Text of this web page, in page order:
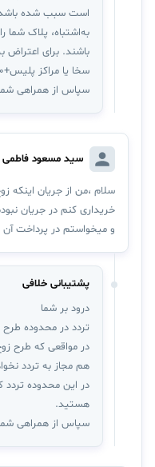
است سبب شده باشد
به‌اشتباه، پلاک شما
باشند. برای اعتراض
سخا یا مراکز پلیس+۱۰ مراجعه کنید.
سپاس از همراهی
سید مسعود فاطمی
سلام ،من از جریان اینکه
خریداری کنم در جریان
و میخواستم در پرداخت آن
پشتیبانی خلافی
درود بر شما
تردد در محدوده
در مواقعی که طرح
هم مجاز به تردد
در این محدوده تردد
هستید.
سپاس از همراهی